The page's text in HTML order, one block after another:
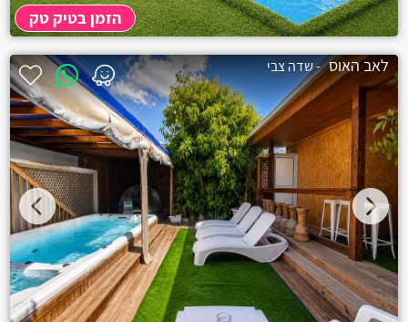
הזמן בטיק טק
לאב האוס - שדה צבי